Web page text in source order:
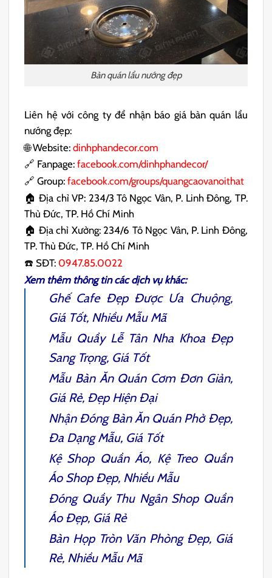
Bàn quán lẩu nướng đẹp
Liên hệ với công ty để nhận báo giá bàn quán lẩu
nướng đẹp:
🌐 Website:dinhphandecor.com
🔗 Fanpage:facebook.com/dinhphandecor/
🔗 Group: facebook.com/groups/quangcaovanoithat
🏠 Địa chỉ VP: 234/3 Tô Ngọc Vân, P. Linh Đông, TP.
Thủ Đức, TP. Hồ Chí Minh
🏠 Địa chỉ Xưởng: 234/6 Tô Ngọc Vân, P. Linh Đông,
TP. Thủ Đức, TP. Hồ Chí Minh
☎️ SĐT: 0947.85.0022
Xem thêm thông tin các dịch vụ khác:
Ghế CafeĐẹp Được Ưa Chuộng,
Giá Tốt, Nhiều Mẫu Mã
Mẫu Quầy Lễ Tân Nha KhoaĐẹp
Sang Trọng, Giá Tốt
Mẫu Bàn Ăn Quán CơmĐơn Giản,
Giá Rẻ, Đẹp Hiện Đại
Nhận ĐóngBàn Ăn Quán PhởĐẹp,
Đa Dạng Mẫu, Giá Tốt
Kệ Shop Quần Áo, Kệ Treo Quần
Áo Shop Đẹp, Nhiều Mẫu
Đóng Quầy Thu Ngân Shop Quần
ÁoĐẹp, Giá Rẻ
Bàn Họp TrònVăn Phòng Đẹp, Giá
Rẻ, Nhiều Mẫu Mã